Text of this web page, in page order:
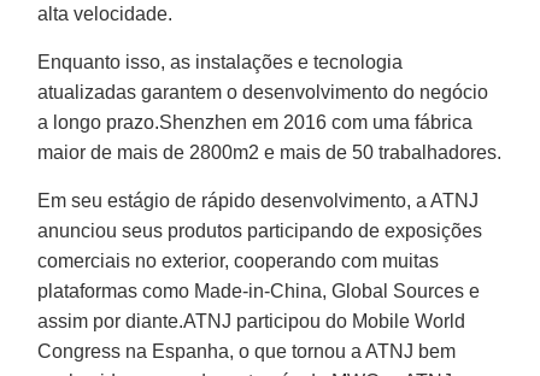
alta velocidade.
Enquanto isso, as instalações e tecnologia
atualizadas garantem o desenvolvimento do negócio
a longo prazo.Shenzhen em 2016 com uma fábrica
maior de mais de 2800m2 e mais de 50 trabalhadores.
Em seu estágio de rápido desenvolvimento, a ATNJ
anunciou seus produtos participando de exposições
comerciais no exterior, cooperando com muitas
plataformas como Made-in-China, Global Sources e
assim por diante.ATNJ participou do Mobile World
Congress na Espanha, o que tornou a ATNJ bem